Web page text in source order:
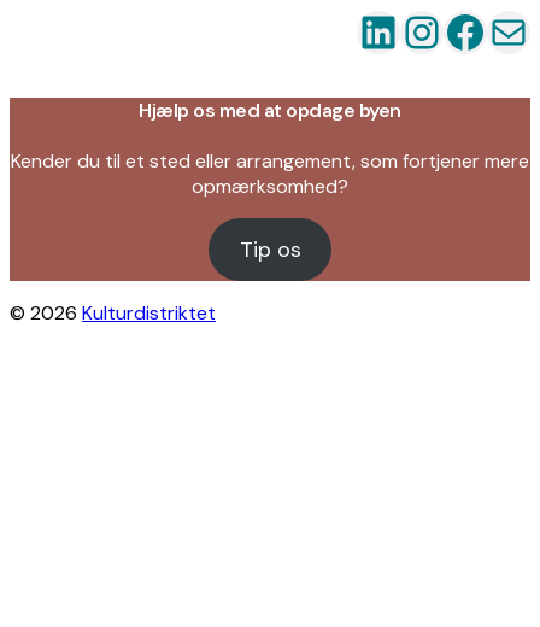
LinkedIn
Hjælp os med at opdage byen
Kender du til et sted eller arrangement, som fortjener mere
opmærksomhed?
Tip os
© 2026 Kulturdistriktet